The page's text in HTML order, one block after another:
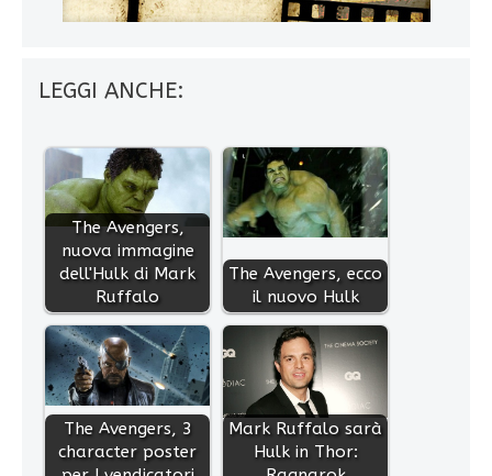
LEGGI ANCHE:
The Avengers,
nuova immagine
dell'Hulk di Mark
Ruffalo
The Avengers, ecco
il nuovo Hulk
The Avengers, 3
character poster
Mark Ruffalo sarà
Hulk in Thor: